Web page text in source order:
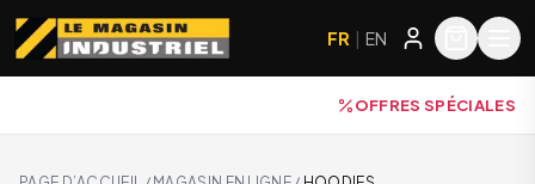
FR | EN
OFFRES SPÉCIALES